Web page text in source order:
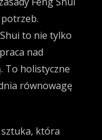
to nie tylko
nad
To holistyczne
równowagę
która